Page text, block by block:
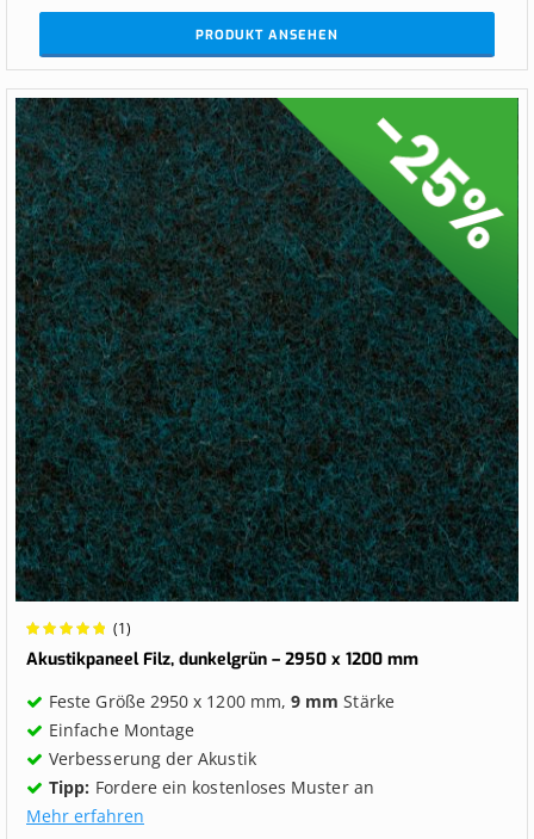
PRODUKT ANSEHEN
Wertung:
100%
(1)
Akustikpaneel Filz, dunkelgrün – 2950 x 1200 mm
Feste Größe 2950 x 1200 mm,9 mm Stärke
Einfache Montage
Verbesserung der Akustik
Tipp: Fordere ein kostenloses Muster an
Mehr erfahren